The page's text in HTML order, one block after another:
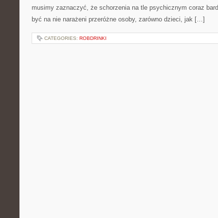
musimy zaznaczyć, że schorzenia na tle psychicznym coraz
być na nie narażeni przeróżne osoby, zarówno dzieci, jak […]
CATEGORIES: ROBDRINKI